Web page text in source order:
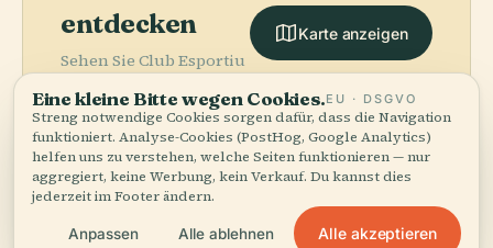
entdecken
Sehen Sie Club Esportiu
und entdecken Sie, was
in der Nähe ist.
Karte anzeigen
Eine kleine Bitte wegen Cookies. EU · DSGVO
Streng notwendige Cookies sorgen dafür, dass die Navigation
funktioniert. Analyse-Cookies (PostHog, Google Analytics)
helfen uns zu verstehen, welche Seiten funktionieren — nur
aggregiert, keine Werbung, kein Verkauf. Du kannst dies
jederzeit im Footer ändern.
Anpassen Alle ablehnen